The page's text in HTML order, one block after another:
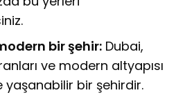
bir şehir: Dubai,
ve modern altyapısı
yaşanabilir bir şehirdir.